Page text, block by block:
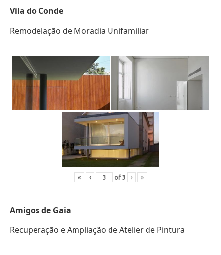
Vila do Conde
Remodelação de Moradia Unifamiliar
« ‹ of 3 › »
Amigos de Gaia
Recuperação e Ampliação de Atelier de Pintura